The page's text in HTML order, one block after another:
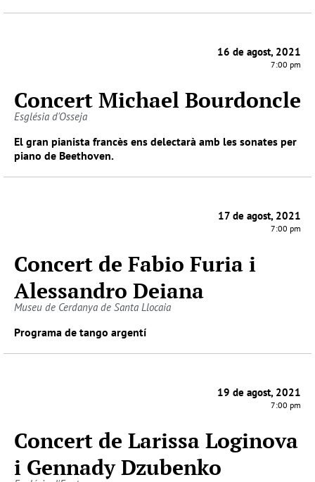
16 de agost, 2021
7:00 pm
Concert Michael Bourdoncle
Església d'Osseja
El gran pianista francès ens delectarà amb les sonates per
piano de Beethoven.
17 de agost, 2021
7:00 pm
Concert de Fabio Furia i
Alessandro Deiana
Museu de Cerdanya de Santa Llocaia
Programa de tango argentí
19 de agost, 2021
7:00 pm
Concert de Larissa Loginova
i Gennady Dzubenko